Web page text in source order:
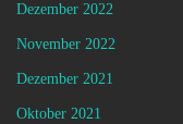
Dezember 2022
November 2022
Dezember 2021
Oktober 2021